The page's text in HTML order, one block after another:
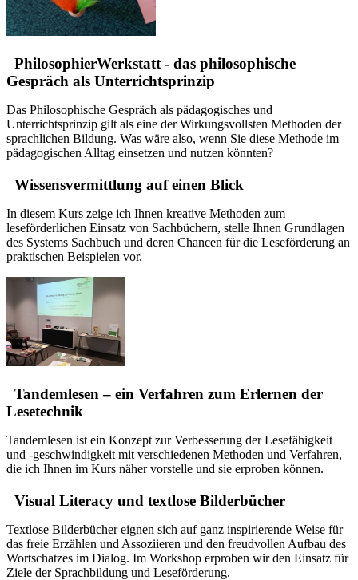
PhilosophierWerkstatt - das philosophische
Gespräch als Unterrichtsprinzip
Das Philosophische Gespräch als pädagogisches und
Unterrichtsprinzip gilt als eine der Wirkungsvollsten Methoden der
sprachlichen Bildung. Was wäre also, wenn Sie diese Methode im
pädagogischen Alltag einsetzen und nutzen könnten?
Wissensvermittlung auf einen Blick
In diesem Kurs zeige ich Ihnen kreative Methoden zum
leseförderlichen Einsatz von Sachbüchern, stelle Ihnen Grundlagen
des Systems Sachbuch und deren Chancen für die Leseförderung an
praktischen Beispielen vor.
Tandemlesen – ein Verfahren zum Erlernen der
Lesetechnik
Tandemlesen ist ein Konzept zur Verbesserung der Lesefähigkeit
und -geschwindigkeit mit verschiedenen Methoden und Verfahren,
die ich Ihnen im Kurs näher vorstelle und sie erproben können.
Visual Literacy und textlose Bilderbücher
Textlose Bilderbücher eignen sich auf ganz inspirierende Weise für
das freie Erzählen und Assoziieren und den freudvollen Aufbau des
Wortschatzes im Dialog. Im Workshop erproben wir den Einsatz für
Ziele der Sprachbildung und Leseförderung.